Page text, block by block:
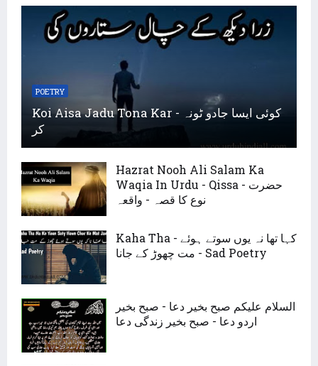
POETRY
Koi Aisa Jadu Tona Kar - کوئی ایسا جادو ٹونہ
کر
Hazrat Nooh Ali Salam Ka
Waqia In Urdu - Qissa - حضرت
نوع کا قصہ - واقعہ
Kaha Tha - کہا تھا نہ یوں سوتے ہوئے
مت چھوڑ کے جانا - Sad Poetry
السلام علیکم صبح بخیر دعا - صبح بخیر
اردو دعا - صبح بخیر زندگی دعا